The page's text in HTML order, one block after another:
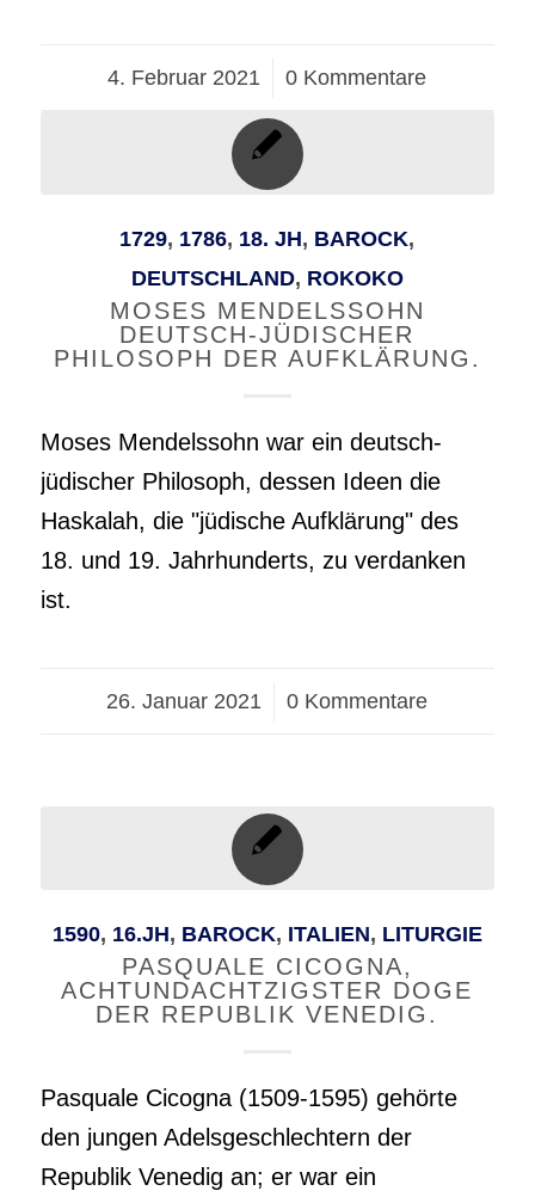
4. Februar 2021
/ 0 Kommentare
1729, 1786, 18. JH, BAROCK,
DEUTSCHLAND, ROKOKO
MOSES MENDELSSOHN
DEUTSCH-JÜDISCHER
PHILOSOPH DER AUFKLÄRUNG.
Moses Mendelssohn war ein deutsch-
jüdischer Philosoph, dessen Ideen die
Haskalah, die "jüdische Aufklärung" des
18. und 19. Jahrhunderts, zu verdanken
ist.
26. Januar 2021
/ 0 Kommentare
1590, 16.JH, BAROCK, ITALIEN, LITURGIE
PASQUALE CICOGNA,
ACHTUNDACHTZIGSTER DOGE
DER REPUBLIK VENEDIG.
Pasquale Cicogna (1509-1595) gehörte
den jungen Adelsgeschlechtern der
Republik Venedig an; er war ein